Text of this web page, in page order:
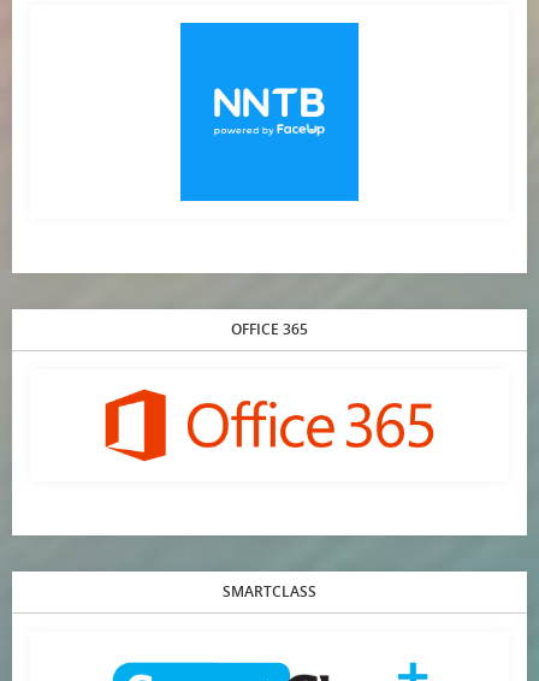
OFFICE 365
SMARTCLASS